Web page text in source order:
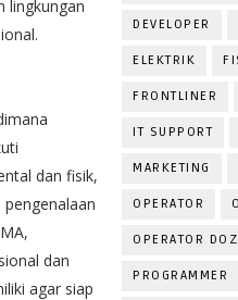
lingkungan
dan fisik,
dan
agar siap
DEVELOPER
ELEKTRIK
FRONTLINER
IT SUPPORT
MARKETING
OPERATOR
OPERATOR
PROGRAMMER